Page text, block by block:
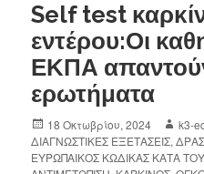
Self test
εντέρου:Οι
ΕΚΠΑ
ερωτήματα
18 Οκτωβρίου, 2024 k3-
ΔΙΑΓΝΩΣΤΙΚΕΣ ΕΞΕΤΑΣΕΙΣ,
ΕΥΡΩΠΑΙΚΟΣ ΚΩΔΙΚΑΣ ΚΑΤΑ